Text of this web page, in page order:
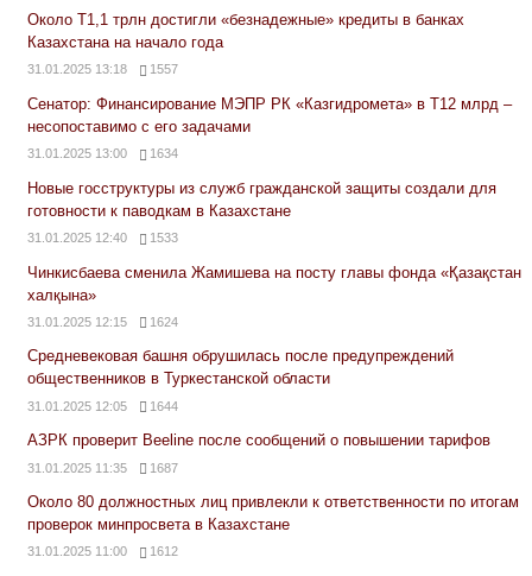
Около Т1,1 трлн достигли «безнадежные» кредиты в банках
Казахстана на начало года
31.01.2025 13:18 1557
Сенатор: Финансирование МЭПР РК «Казгидромета» в Т12 млрд –
несопоставимо с его задачами
31.01.2025 13:00 1634
Новые госструктуры из служб гражданской защиты создали для
готовности к паводкам в Казахстане
31.01.2025 12:40 1533
Чинкисбаева сменила Жамишева на посту главы фонда «Қазақстан
халқына»
31.01.2025 12:15 1624
Средневековая башня обрушилась после предупреждений
общественников в Туркестанской области
31.01.2025 12:05 1644
АЗРК проверит Beeline после сообщений о повышении тарифов
31.01.2025 11:35 1687
Около 80 должностных лиц привлекли к ответственности по итогам
проверок минпросвета в Казахстане
31.01.2025 11:00 1612